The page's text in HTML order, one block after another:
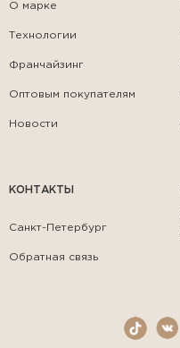
О марке
Технологии
Франчайзинг
Оптовым покупателям
Новости
КОНТАКТЫ
Санкт-Петербург
Обратная связь